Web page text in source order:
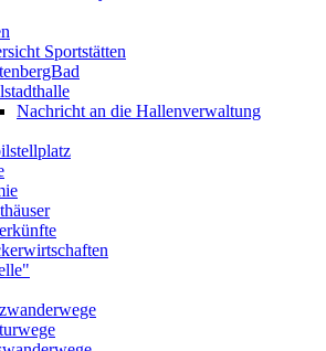
Sportstätten
Nachricht an die Hallenverwaltung